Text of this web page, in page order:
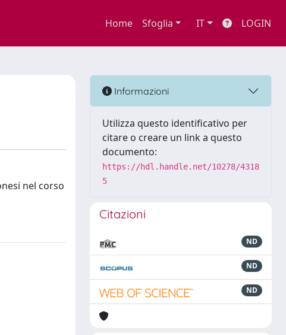
Home Sfoglia IT LOGIN
nel corso
Informazioni
Utilizza questo identificativo per
citare o creare un link a questo
documento:
https://hdl.handle.net/10278/4318
5
Citazioni
ND
ND
ND